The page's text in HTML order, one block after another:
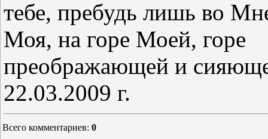
тебе, пребудь лишь во
Моя, на горе Моей, горе
преображающей и
22.03.2009 г.
Всего комментариев: 0